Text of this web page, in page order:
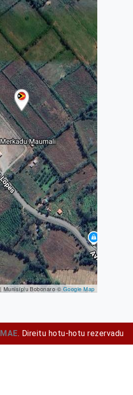
| Munisípiu Bobonaro © Google Map
MAE. Direitu hotu-hotu rezervadu